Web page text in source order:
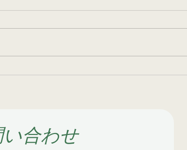
上尾市のゴミ屋敷の片付けと
加
合わせ